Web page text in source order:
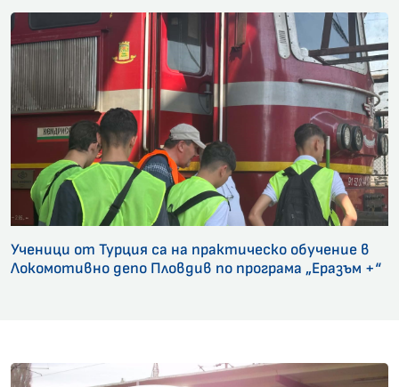
Ученици от Турция са на практическо обучение в
Локомотивно депо Пловдив по програма „Еразъм +“